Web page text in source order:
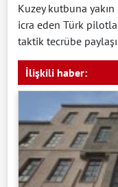
Kuzey kutbuna
icra eden Türk
taktik tecrübe
İlişkili haber: